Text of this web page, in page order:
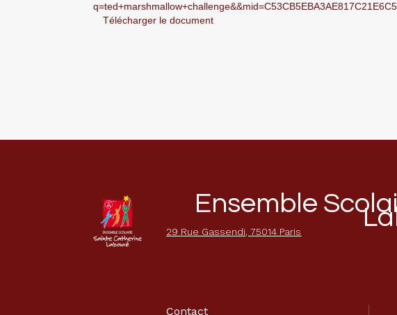
Télécharger le document
Ensemble
29 Rue Gassendi, 75014 Paris
Contact